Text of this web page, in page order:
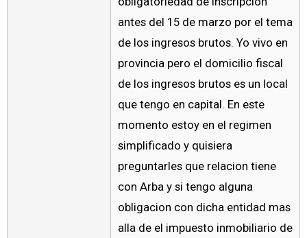
antes del 15 de marzo por el tema
de los ingresos brutos. Yo vivo en
provincia pero el domicilio fiscal
de los ingresos brutos es un local
que tengo en capital. En este
momento estoy en el regimen
simplificado y quisiera
preguntarles que relacion tiene
con Arba y si tengo alguna
obligacion con dicha entidad mas
alla de el impuesto inmobiliario de